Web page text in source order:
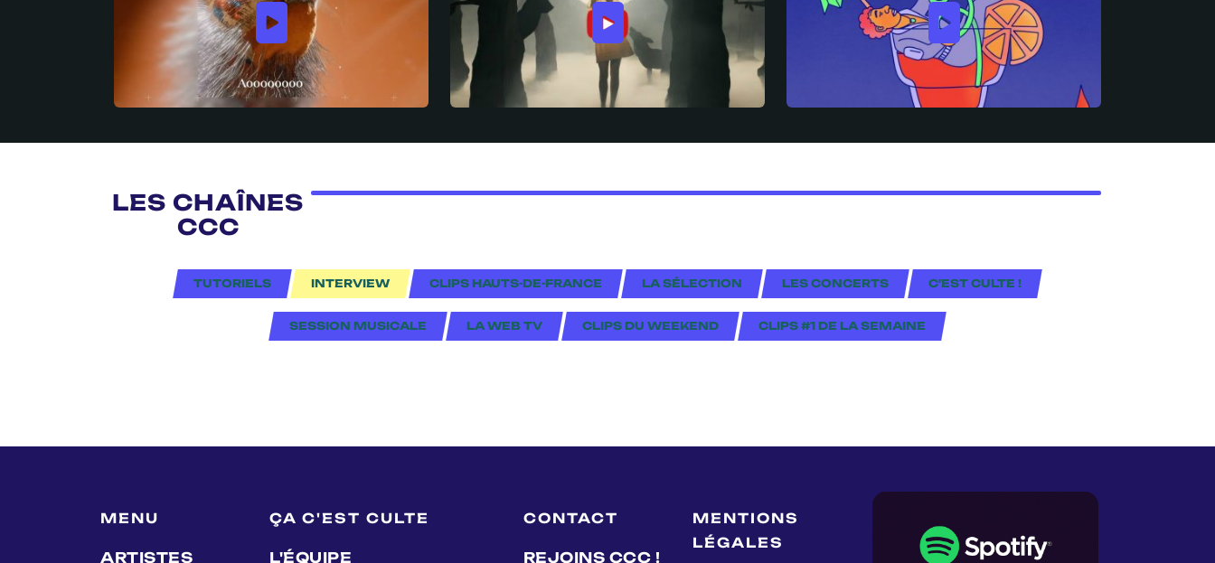
LES CHAÎNES
CCC
TUTORIELS INTERVIEW CLIPS HAUTS-DE-FRANCE LA SÉLECTION LES CONCERTS C'EST CULTE !
SESSION MUSICALE LA WEB TV CLIPS DU WEEKEND CLIPS #1 DE LA SEMAINE
MENU
ARTISTES
ÇA C'EST CULTE
L'ÉQUIPE
CONTACT
REJOINS CCC !
MENTIONS
LÉGALES